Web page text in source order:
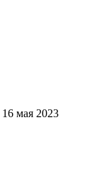
16 мая 2023